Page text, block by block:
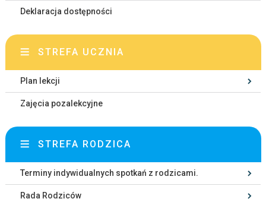
Deklaracja dostępności
STREFA UCZNIA
Plan lekcji
Zajęcia pozalekcyjne
STREFA RODZICA
Terminy indywidualnych spotkań z rodzicami.
Rada Rodziców